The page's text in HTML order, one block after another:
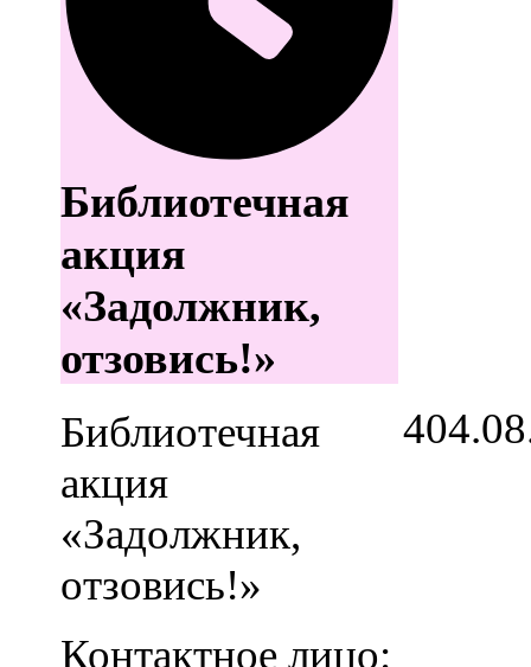
Библиотечная
акция
«Задолжник,
отзовись!»
Библиотечная
акция
«Задолжник,
отзовись!»
Контактное лицо:
4